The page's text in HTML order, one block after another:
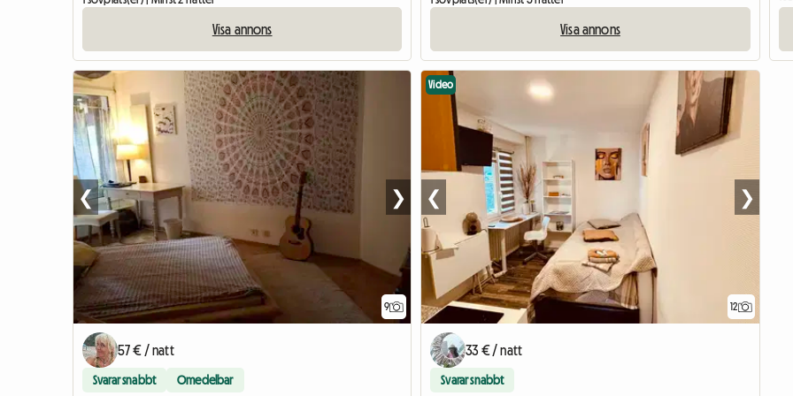
Visa annons Visa annons
9
❮ ❯
57 € / natt
Svarar snabbt Omedelbar
12
Video
❮ ❯
33 € / natt
Svarar snabbt